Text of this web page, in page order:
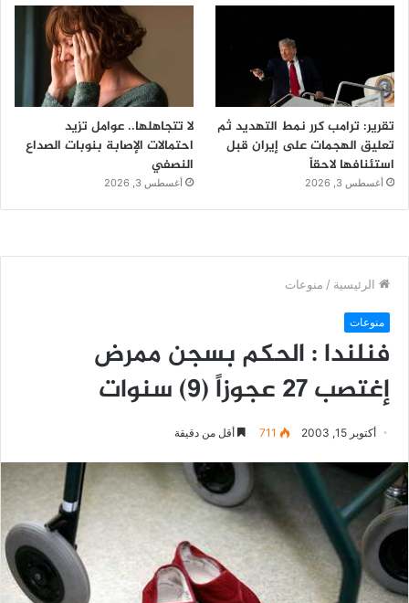
تقرير: ترامب كرر نمط التهديد ثم
تعليق الهجمات على إيران قبل
استئنافها لاحقاً
أغسطس 3, 2026
لا تتجاهلها.. عوامل تزيد
احتمالات الإصابة بنوبات الصداع
النصفي
أغسطس 3, 2026